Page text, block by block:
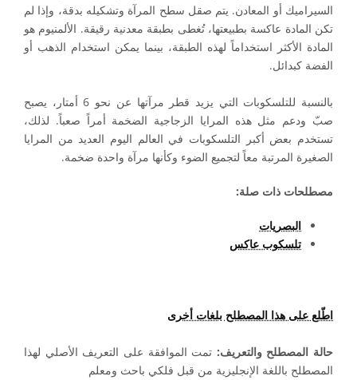
السيراميك أو المعادن. يتم صقل سطح المرآة وتشكيله بدقة، وإذا لم
تكن المادة عاكسة بطبيعتها، تُغطى بطبقة معدنية رقيقة. الألمنيوم هو
المادة الأكثر استخداماً لهذه الطبقة، بينما يمكن استخدام الذهب أو
الفضة كبدائل.
بالنسبة للتلسكوبات التي يزيد قطر مرآتها عن نحو 6 أمتار، يصبح
صبّ ودعم مثل هذه المرايا الزجاجية الضخمة أمراً صعباً. لذلك،
تستخدم بعض أكبر التلسكوبات في العالم اليوم العديد من المرايا
الصغيرة المرتبة معاً لتجميع الضوء وكأنها مرآة واحدة ضخمة.
مصطلحات ذات صلة:
البصريات
تلسكوب عاكس
اطّلع على هذا المصطلح بلغات أخرى
حالة المصطلح والتعريف: تمت الموافقة على التعريف الأصلي لهذا
المصطلح باللغة الإنجليزية من قبل فلكي باحث ومعلم